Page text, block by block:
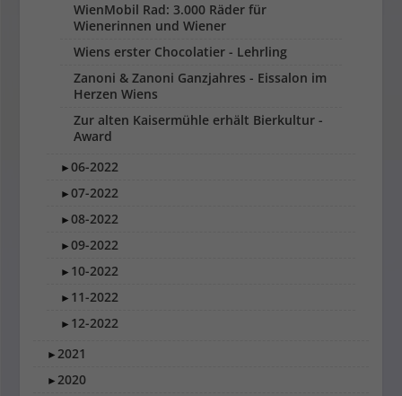
WienMobil Rad: 3.000 Räder für
Wienerinnen und Wiener
Wiens erster Chocolatier - Lehrling
Zanoni & Zanoni Ganzjahres - Eissalon im
Herzen Wiens
Zur alten Kaisermühle erhält Bierkultur -
Award
►06-2022
►07-2022
►08-2022
►09-2022
► 10-2022
► 11-2022
► 12-2022
►2021
►2020